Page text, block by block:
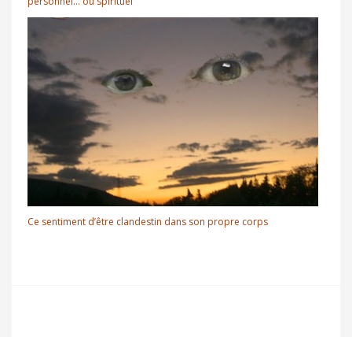
Ce sentiment d’être clandestin dans son propre corps